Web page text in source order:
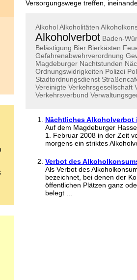
Versorgungswege treffen,
AlkoholAlkoholitäten
Alkoholverbot Baden-
Belästigung Bier Bierkästen
Gefahrenabwehrverordnung
Magdeburger Nachtstunden
Ordnungswidrigkeiten Polizei
Stadtordnungsdienst
Vereinigte Verkehrsgesellschaft
Verkehrsverbund
Nächtliches Alkoholverbot
Auf dem Magdeburger
1. Februar 2008 in der Zeit
morgens ein striktes
Verbot des
Als Verbot des
bezeichnet, bei denen der
öffentlichen Plätzen ganz
belegt ...